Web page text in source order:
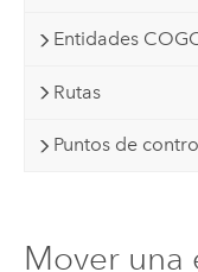
Entidades
Rutas
Puntos de control
Mover una